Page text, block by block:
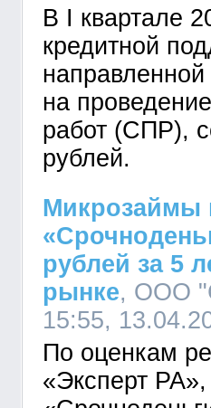
В I квартале
кредитной
на
работ (СПР),
рублей.
Микрозаймы
рублей за 5
рынке, ООО
15:55,
По оценкам
«Эксперт